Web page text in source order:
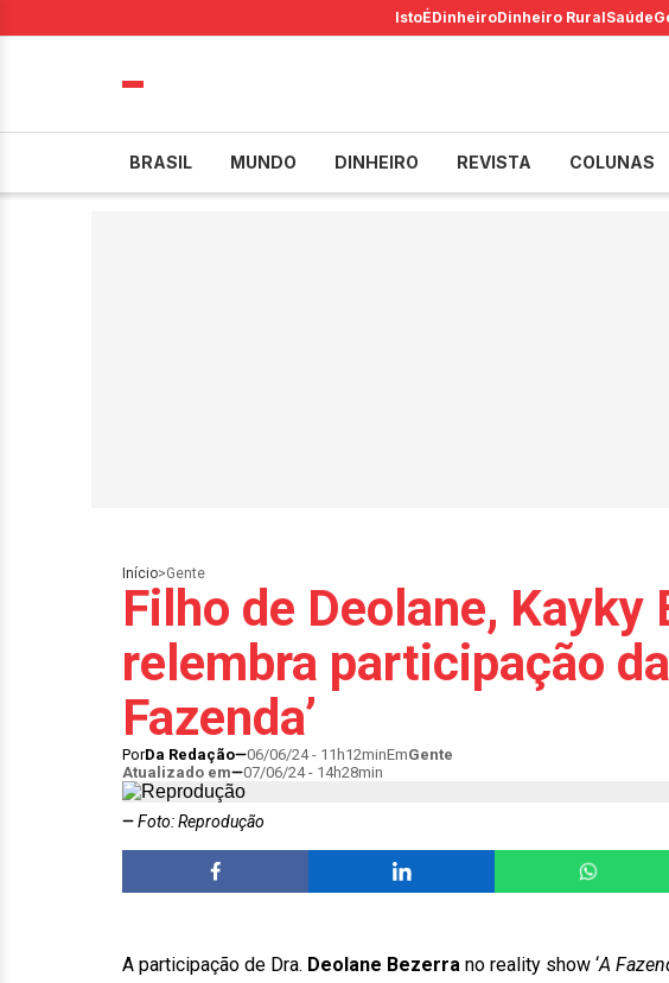
IstoÉDinheiroDinheiro RuralSaúde
BRASIL MUNDO DINHEIRO REVISTA COLUNAS
Início>Gente
Filho de Deolane, Kayky
relembra participação
Fazenda’
PorDa Redação 06/06/24 - 11h12minEmGente
Atualizado em
07/06/24 - 14h28min
Foto: Reprodução
A participação de Dra. Deolane Bezerra no reality show ‘A